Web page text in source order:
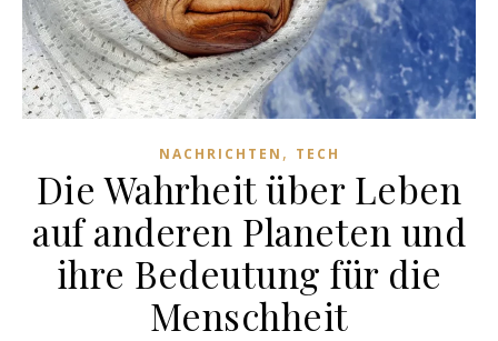
NACHRICHTEN , TECH
Die Wahrheit über Leben
auf anderen Planeten und
ihre Bedeutung für die
Menschheit